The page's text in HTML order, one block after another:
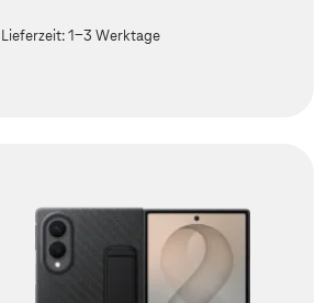
Lieferzeit:1-3 Werktage